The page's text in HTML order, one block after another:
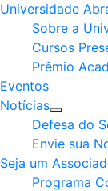
Universidade
Sobre a
Cursos
Prêmio
Eventos
Notícias
Defesa do
Envie sua
Seja um
Programa